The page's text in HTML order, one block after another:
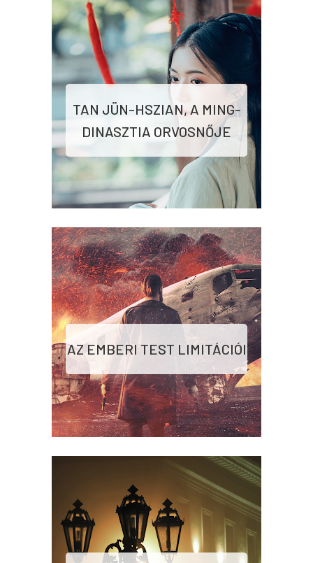
TAN JÜN-HSZIAN, A MING-
DINASZTIA ORVOSNŐJE
AZ EMBERI TEST LIMITÁCIÓI